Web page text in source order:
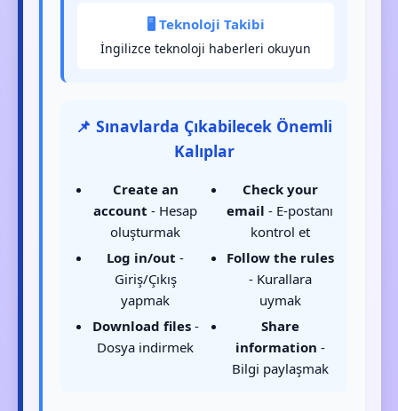
🖥️ Teknoloji Takibi
İngilizce teknoloji haberleri okuyun
📌 Sınavlarda Çıkabilecek Önemli
Kalıplar
Create an
account - Hesap
oluşturmak
Log in/out -
Giriş/Çıkış
yapmak
Download files-
Dosya indirmek
Check your
email - E-postanı
kontrol et
Follow the rules
- Kurallara
uymak
Share
information -
Bilgi paylaşmak